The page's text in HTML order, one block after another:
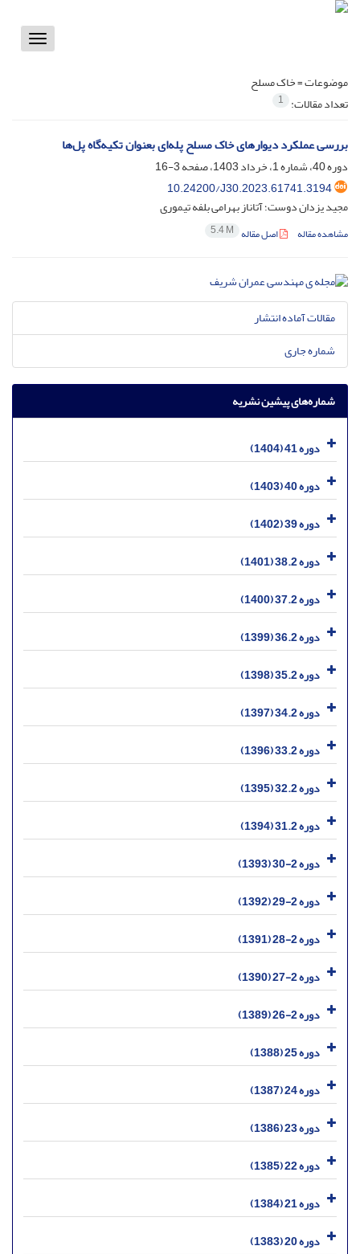
Toggle
موضوعات =خاک مسلح
تعداد مقالات: 1
بررسی عملکرد دیوارهای خاک مسلح پله‌ای بعنوان تکیه‌گاه پل‌ها
دوره 40، شماره 1، خرداد 1403، صفحه
3-16
10.24200/J30.2023.61741.3194
مجید یزدان دوست؛ آتاناز بهرامی بلفه تیموری
مشاهده مقاله اصل مقاله 5.4 M
مقالات آماده انتشار
شماره جاری
شماره‌های پیشین نشریه
دوره 41 (1404)
دوره 40 (1403)
دوره 39 (1402)
دوره 38.2 (1401)
دوره 37.2 (1400)
دوره 36.2 (1399)
دوره 35.2 (1398)
دوره 34.2 (1397)
دوره 33.2 (1396)
دوره 32.2 (1395)
دوره 31.2 (1394)
دوره 2-30 (1393)
دوره 2-29 (1392)
دوره 2-28 (1391)
دوره 2-27 (1390)
دوره 2-26 (1389)
دوره 25 (1388)
دوره 24 (1387)
دوره 23 (1386)
دوره 22 (1385)
دوره 21 (1384)
دوره 20 (1383)